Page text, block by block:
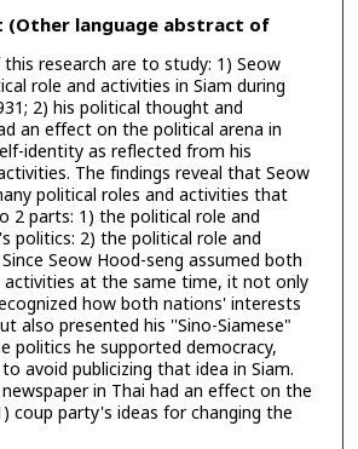
language abstract of
research are to study: 1) Seow
role and activities in Siam during
2) his political thought and
an effect on the political arena in
identity as reflected from his
The findings reveal that Seow
political roles and activities that
2 parts: 1) the political role and
politics: 2) the political role and
Seow Hood-seng assumed both
activities at the same time, it not only
how both nations' interests
also presented his ''Sino-Siamese"
politics he supported democracy,
avoid publicizing that idea in Siam.
in Thai had an effect on the
coup party's ideas for changing the